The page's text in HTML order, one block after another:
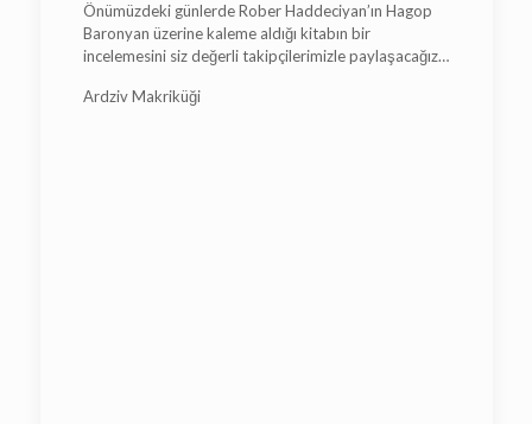
Önümüzdeki günlerde Rober Haddeciyan’ın Hagop
Baronyan üzerine kaleme aldığı kitabın bir
incelemesini siz değerli takipçilerimizle paylaşacağız…
Ardziv Makriküği